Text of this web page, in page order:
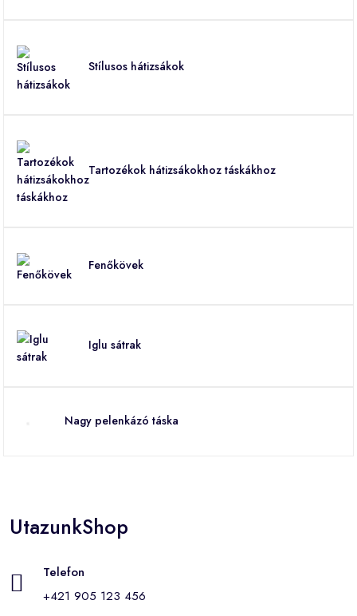
Stílusos hátizsákok
Tartozékok hátizsákokhoz táskákhoz
Fenőkövek
Iglu sátrak
Nagy pelenkázó táska
UtazunkShop
Telefon
+421 905 123 456